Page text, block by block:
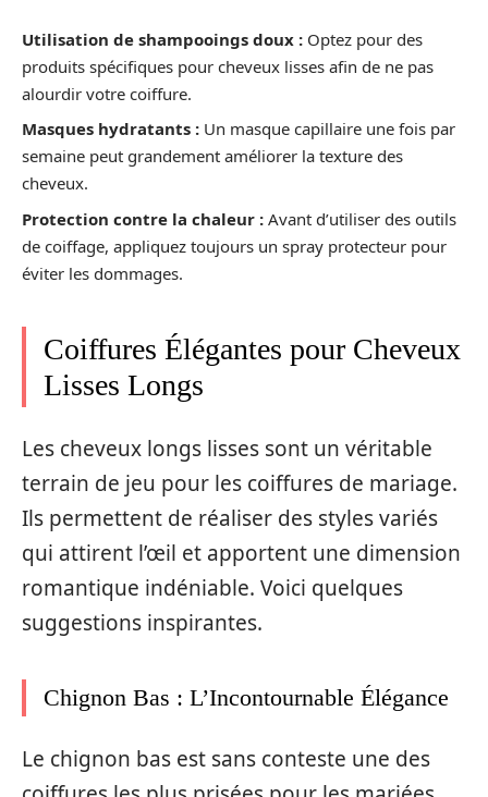
Utilisation de shampooings doux : Optez pour des
produits spécifiques pour cheveux lisses afin de ne pas
alourdir votre coiffure.
Masques hydratants : Un masque capillaire une fois par
semaine peut grandement améliorer la texture des
cheveux.
Protection contre la chaleur : Avant d’utiliser des outils
de coiffage, appliquez toujours un spray protecteur pour
éviter les dommages.
Coiffures Élégantes pour Cheveux
Lisses Longs
Les cheveux longs lisses sont un véritable
terrain de jeu pour les coiffures de mariage.
Ils permettent de réaliser des styles variés
qui attirent l’œil et apportent une dimension
romantique indéniable. Voici quelques
suggestions inspirantes.
Chignon Bas : L’Incontournable Élégance
Le chignon bas est sans conteste une des